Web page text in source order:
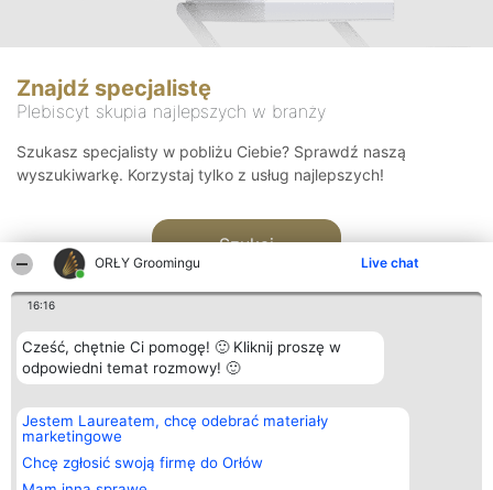
ORŁY Groomingu Live chat
16:16
Cześć, chętnie Ci pomogę! 🙂 Kliknij proszę w
odpowiedni temat rozmowy! 🙂
Jestem Laureatem, chcę odebrać materiały
marketingowe
Chcę zgłosić swoją firmę do Orłów
Znajdź specjalistę
Plebiscyt skupia najlepszych w branży
Szukasz specjalisty w pobliżu Ciebie? Sprawdź naszą
wyszukiwarkę. Korzystaj tylko z usług najlepszych!
Szukaj
Organizator plebiscytu
Bright Side Solutions sp. z o.
o. sp. k.
ul. Ruska 22
Wrocław 50-079
Plebiscyt
Laureaci
wszystkich
Laureatów
Kontakt
Kontakt